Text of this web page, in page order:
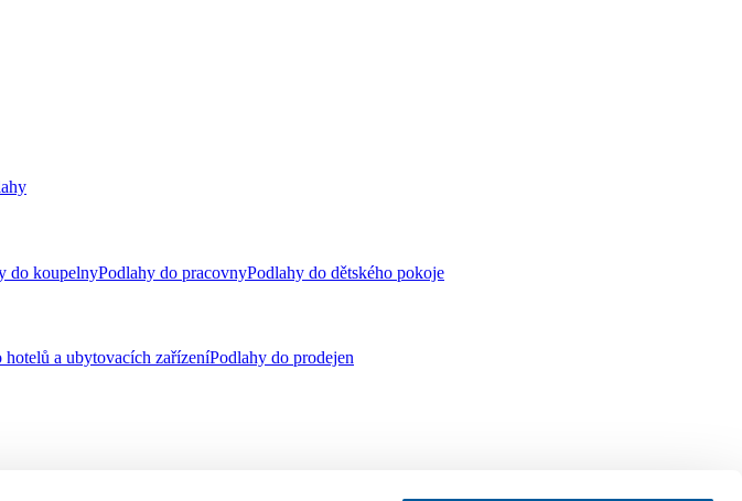
do koupelnyPodlahy do pracovnyPodlahy do dětského pokoje
hotelů a ubytovacích zařízeníPodlahy do prodejen